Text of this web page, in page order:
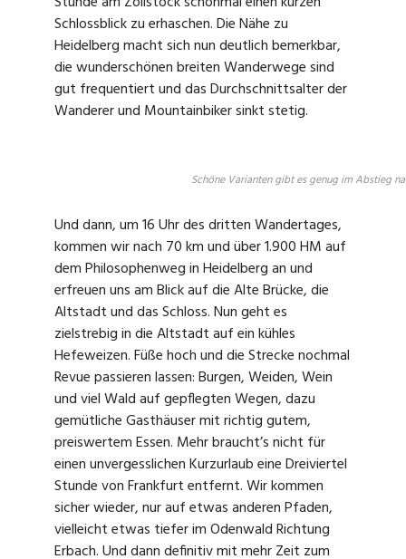
Schlossblick zu erhaschen. Die Nähe zu
Heidelberg macht sich nun deutlich bemerkbar,
die wunderschönen breiten Wanderwege sind
gut frequentiert und das Durchschnittsalter der
Wanderer und Mountainbiker sinkt stetig.
Schöne Varianten gibt es genug im Abstieg
Und dann, um 16 Uhr des dritten Wandertages,
kommen wir nach 70 km und über 1.900 HM auf
dem Philosophenweg in Heidelberg an und
erfreuen uns am Blick auf die Alte Brücke, die
Altstadt und das Schloss. Nun geht es
zielstrebig in die Altstadt auf ein kühles
Hefeweizen. Füße hoch und die Strecke nochmal
Revue passieren lassen: Burgen, Weiden, Wein
und viel Wald auf gepflegten Wegen, dazu
gemütliche Gasthäuser mit richtig gutem,
preiswertem Essen. Mehr braucht’s nicht für
einen unvergesslichen Kurzurlaub eine Dreiviertel
Stunde von Frankfurt entfernt. Wir kommen
sicher wieder, nur auf etwas anderen Pfaden,
vielleicht etwas tiefer im Odenwald Richtung
Erbach. Und dann definitiv mit mehr Zeit zum